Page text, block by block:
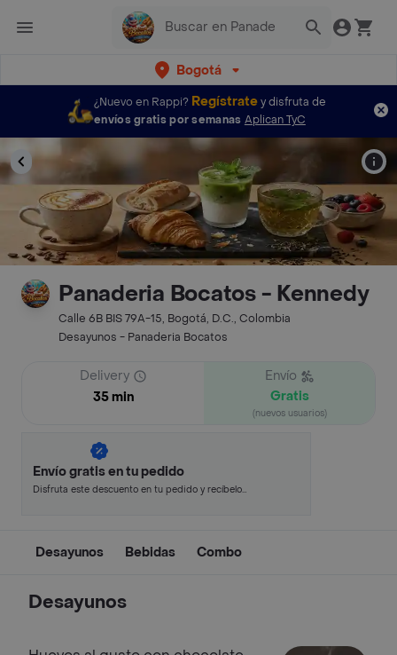
Bogotá
¿Nuevo en Rappi? Regístratey disfruta de
envíos gratis por semanas Aplican TyC
Panaderia Bocatos - Kennedy
Calle 6B BIS 79A-15, Bogotá, D.C., Colombia
Desayunos - Panaderia Bocatos
Delivery
35 min
Envío
Gratis
(nuevos usuarios)
Envío gratis en tu pedido
Disfruta este descuento en tu pedido y recíbelo
Desayunos Bebidas Combo
Desayunos